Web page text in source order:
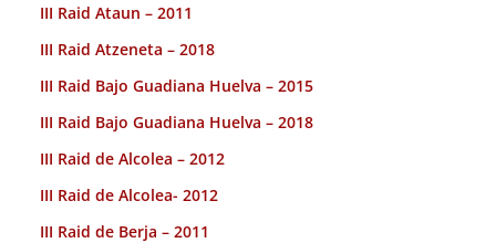
III Raid Ataun – 2011
III Raid Atzeneta – 2018
III Raid Bajo Guadiana Huelva – 2015
III Raid Bajo Guadiana Huelva – 2018
III Raid de Alcolea – 2012
III Raid de Alcolea- 2012
III Raid de Berja – 2011